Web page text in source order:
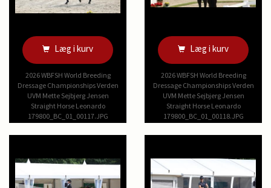
Læg i kurv
2026 WBFSH World Breeding
Dressage Championships Verden
UVM Mette Sejbjerg Jensen
Straight Horse Leonardo
179800_BC_01_00117.JPG
Læg i kurv
2026 WBFSH World Breeding
Dressage Championships Verden
UVM Mette Sejbjerg Jensen
Straight Horse Leonardo
179800_BC_01_00118.JPG